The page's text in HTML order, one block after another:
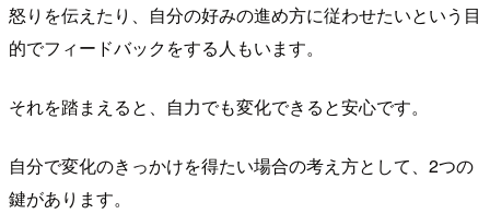
怒りを伝えたり、自分の好みの進め方に従わせたいという目
的でフィードバックをする人もいます。
それを踏まえると、自力でも変化できると安心です。
自分で変化のきっかけを得たい場合の考え方として、2つの
鍵があります。